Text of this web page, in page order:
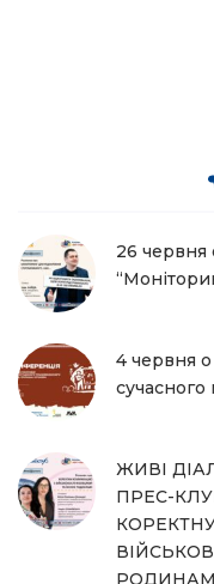
26 червня
4 червня
ЖИВІ
ПРЕС-